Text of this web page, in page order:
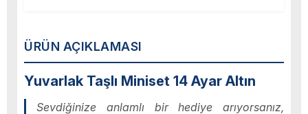
ÜRÜN AÇIKLAMASI
Yuvarlak Taşlı Miniset 14 Ayar Altın
Sevdiğinize anlamlı bir hediye arıyorsanız,